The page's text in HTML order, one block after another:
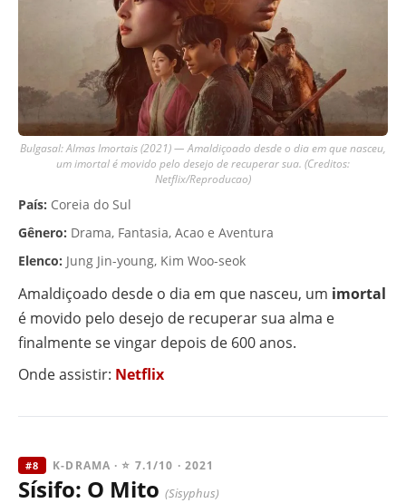
Bulgasal: Almas Imortais (2021) — Amaldiçoado desde o dia em que nasceu,
um imortal é movido pelo desejo de recuperar sua. (Creditos:
Netflix/Reproducao)
País: Coreia do Sul
Gênero: Drama, Fantasia, Acao e Aventura
Elenco: Jung Jin-young, Kim Woo-seok
Amaldiçoado desde o dia em que nasceu, um imortal
é movido pelo desejo de recuperar sua alma e
finalmente se vingar depois de 600 anos.
Onde assistir: Netflix
#8 K-DRAMA · ⭐ 7.1/10 · 2021
Sísifo: O Mito (Sisyphus)